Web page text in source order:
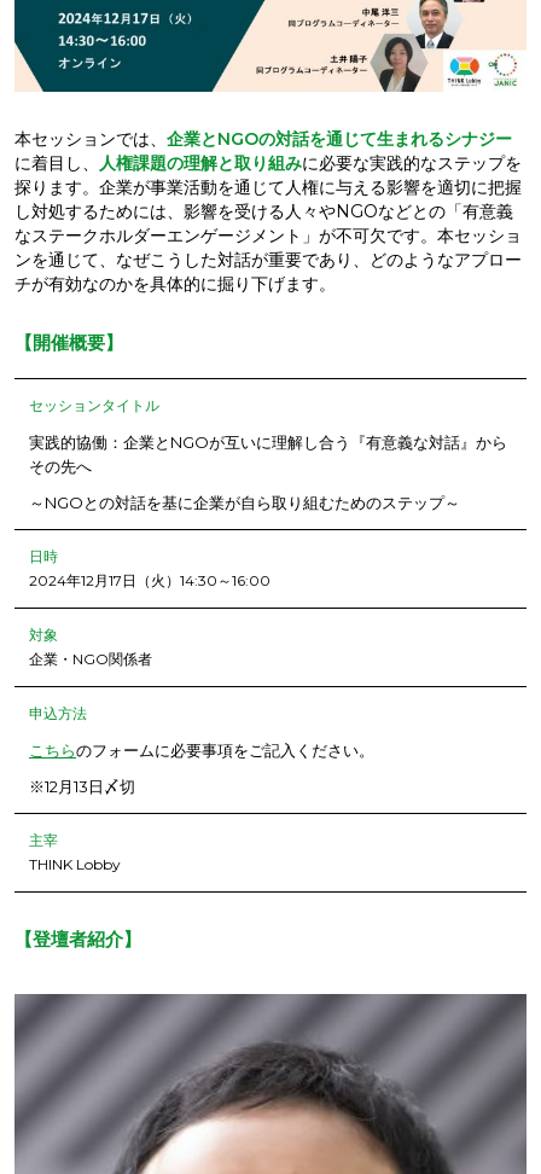
本セッションでは、 企業とNGOの対話を通じて生まれるシナジー
に着目し、
人権課題の理解と取り組みに必要な実践的なステップを
探ります。企業が事業活動を通じて人権に与える影響を適切に把握
し対処するためには、影響を受ける人々やNGOなどとの「有意義
なステークホルダーエンゲージメント」が不可欠です。本セッショ
ンを通じて、なぜこうした対話が重要であり、どのようなアプロー
チが有効なのかを具体的に掘り下げます。
【開催概要】
セッションタイトル
実践的協働：企業とNGOが互いに理解し合う『有意義な対話』から
その先へ
～NGOとの対話を基に企業が自ら取り組むためのステップ～
日時
2024年12月17日（火）14:30～16:00
対象
企業・NGO関係者
申込方法
こちらのフォームに必要事項をご記入ください。
※12月13日〆切
主宰
THINK Lobby
【登壇者紹介】